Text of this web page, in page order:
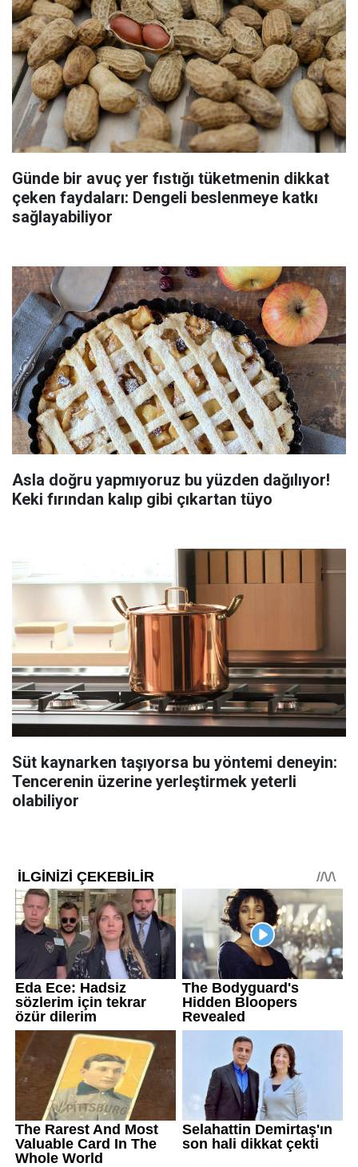
Günde bir avuç yer fıstığı tüketmenin dikkat
çeken faydaları: Dengeli beslenmeye katkı
sağlayabiliyor
Asla doğru yapmıyoruz bu yüzden dağılıyor!
Keki fırından kalıp gibi çıkartan tüyo
Süt kaynarken taşıyorsa bu yöntemi deneyin:
Tencerenin üzerine yerleştirmek yeterli
olabiliyor